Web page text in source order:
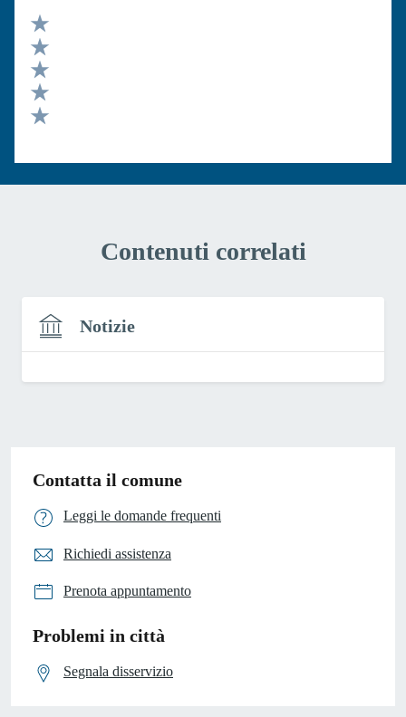
Valuta 5 stelle su 5
Valuta 4 stelle su 5
Valuta 3 stelle su 5
Valuta 2 stelle su 5
Contenuti correlati
Notizie
Contatta il comune
Leggi le domande frequenti
Richiedi assistenza
Prenota appuntamento
Problemi in città
Segnala disservizio